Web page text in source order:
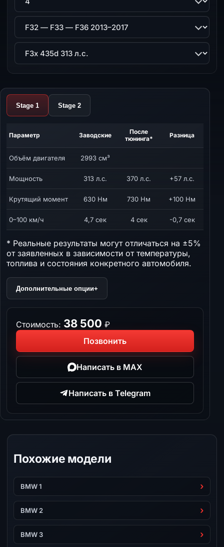
Поколение
Двигатель
Stage 1 Stage 2
Параметр Заводские
После
тюнинга*
Разница
Объём двигателя 2993 см³
Мощность 313 л.с. 370 л.с. +57 л.с.
Крутящий момент 630 Нм 730 Нм +100 Нм
0–100 км/ч 4,7 сек 4 сек -0,7 сек
* Реальные результаты могут отличаться на ±5%
от заявленных в зависимости от температуры,
топлива и состояния конкретного автомобиля.
Дополнительные опции+
Стоимость: 38 500 ₽
Позвонить
Написать в MAX
Написать в Telegram
Похожие модели
BMW 1
BMW 2
BMW 3